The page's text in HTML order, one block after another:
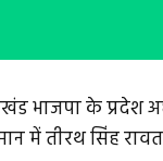
भाजपा के प्रदेश
में तीरथ सिंह रावत